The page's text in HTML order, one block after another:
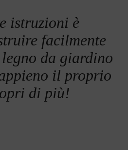
istruzioni è
facilmente
da giardino
il proprio
di più!